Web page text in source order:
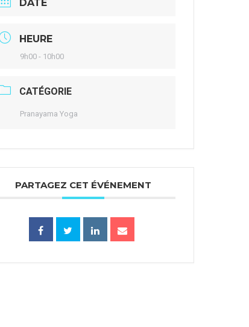
DATE
HEURE
9h00 - 10h00
CATÉGORIE
Pranayama Yoga
PARTAGEZ CET ÉVÉNEMENT